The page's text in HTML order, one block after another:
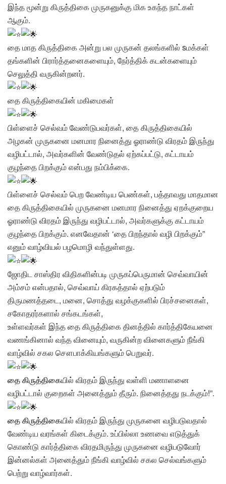
இந்த மூன்று கிருத்திகை முருகனுக்கு மிக உகந்த நாட்கள்
ஆகும்.
தை மாத கிருத்திகை அன்று பல முருகன் தலங்களில் sமக்கள்
தங்களின் பிரார்த்தனைகளையும், நேர்த்திக் கடன்களையும்
செலுத்தி வருகின்றனர்.
தை கிருத்திகையின் மகிமைகள்
பிள்ளைச் செல்வம் வேண்டுபவர்கள், தை கிருத்திகையில்
அழகன் முருகனை மனமார நினைத்து ஓராண்டு விரதம் இருந்து
வழிபட்டால், அவர்களின் வேண்டுதல் ஏற்கப்பட்டு, கட்டாயம்
குழந்தை பிறக்கும் என்பது நம்பிக்கை.
பிள்ளைச் செல்வம் பெற வேண்டிய பெண்கள், பத்தாவது மாதமான
தை கிருத்திகையில் முருகனை மனமார நினைத்து ஏறக்குறைய
ஓராண்டு விரதம் இருந்து வழிபட்டால், அவர்களுக்கு கட்டாயம்
குழந்தை பிறக்கும். எனவேதான் ‘தை பிறந்தால் வழி பிறக்கும்”
எனும் வாழ்வியல் பழமொழி வந்துள்ளது.
ஜோதிட சாஸ்திர விதிகளின்படி முருகப்பெருமான் செவ்வாயின்
அம்சம் என்பதால், செவ்வாய் கிரகத்தால் ஏற்படும்
திருமணத்தடை, மனை, சொத்து வழக்குகளில் பிரச்சனைகள்,
சகோதரர்களால் சங்கடங்கள்,
உள்ளவர்கள் இந்த தை கிருத்திகை தினத்தில் கார்த்திகேயனை
வணங்கினால் வந்த வினையும், வருகின்ற வினைகளும் நீங்கி
வாழ்வில் சகல சௌபாக்கியங்களும் பெறுவர்.
தை கிருத்திகையில் விரதம் இருந்து வள்ளி மணாளனை
வழிபட்டால் குறைகள் அனைத்தும் தீரும். நினைத்தது நடக்கும்!”.
தை கிருத்திகையில் விரதம் இருந்து முருகனை வழிபடுவதால்
வேண்டிய வரங்கள் கிடைக்கும். உப்பில்லா உணவை எடுத்துக்
கொண்டு கார்த்திகை விரதமிருந்து முருகனை வழிபடுவோர்
இன்னல்கள் அனைத்தும் நீங்கி வாழ்வில் சகல செல்வங்களும்
பெற்று வாழ்வார்கள்.